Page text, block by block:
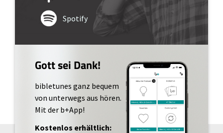
Spotify
Gott sei Dank!
bibletunes ganz bequem
von unterwegs aus hören.
Mit der b+App!
Kostenlos erhältlich: